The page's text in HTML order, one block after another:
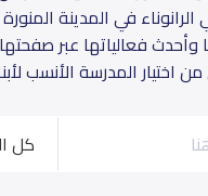
في المدينة
وأحدث فعالياتها عبر
المدرسة الأنسب
كل